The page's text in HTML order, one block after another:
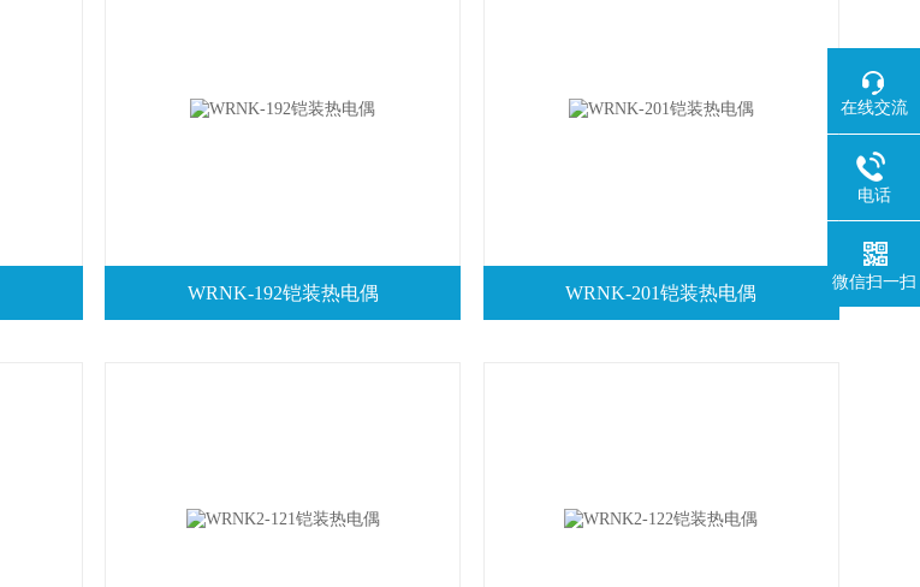
WRNK-192铠装热电偶 WRNK-201铠装热电偶
在线交流
电话
微信扫一扫